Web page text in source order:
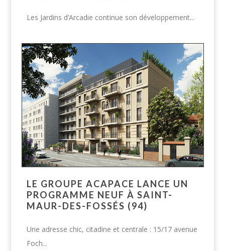
Les Jardins d’Arcadie continue son développement...
LE GROUPE ACAPACE LANCE UN
PROGRAMME NEUF À SAINT-
MAUR-DES-FOSSÉS (94)
Une adresse chic, citadine et centrale : 15/17 avenue
Foch...